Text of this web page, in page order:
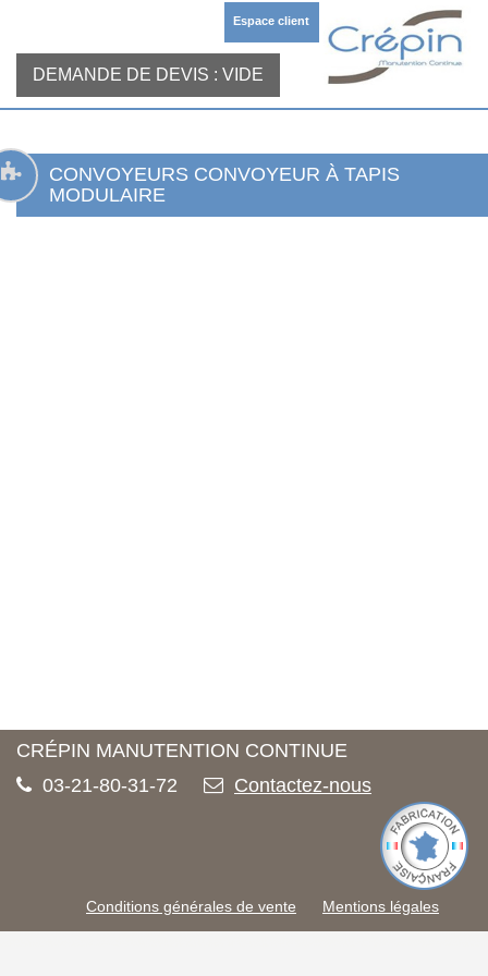
Espace client
DEMANDE DE DEVIS : VIDE
CONVOYEURS CONVOYEUR À TAPIS
MODULAIRE
CRÉPIN MANUTENTION CONTINUE
03-21-80-31-72
Contactez-nous
Conditions générales de vente Mentions légales